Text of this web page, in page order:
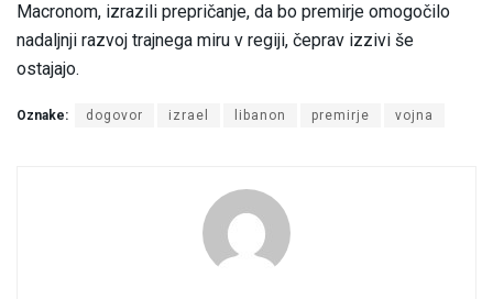
Macronom, izrazili prepričanje, da bo premirje omogočilo
nadaljnji razvoj trajnega miru v regiji, čeprav izzivi še
ostajajo.
Oznake: dogovor izrael libanon premirje vojna